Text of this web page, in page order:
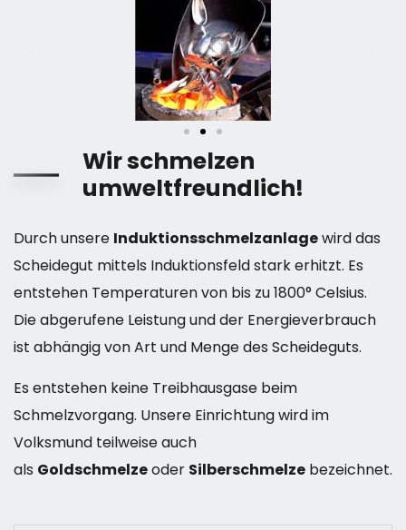
Wir schmelzen
umweltfreundlich!
Durch unsere Induktionsschmelzanlagewird das
Scheidegut mittels Induktionsfeld stark erhitzt. Es
entstehen Temperaturen von bis zu 1800° Celsius.
Die abgerufene Leistung und der Energieverbrauch
ist abhängig von Art und Menge des Scheideguts.
Es entstehen keine Treibhausgase beim
Schmelzvorgang. Unsere Einrichtung wird im
Volksmund teilweise auch
als Goldschmelzeoder Silberschmelze bezeichnet.